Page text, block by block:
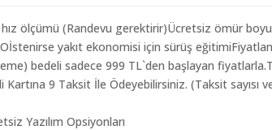
ölçümü (Randevu gerektirir)Ücretsiz ömür boyu
yakıt ekonomisi için sürüş
bedeli sadece 999 TL`den başlayan
9 Taksit İle Ödeyebilirsiniz. (Taksit sayısı
Yazılım Opsiyonları